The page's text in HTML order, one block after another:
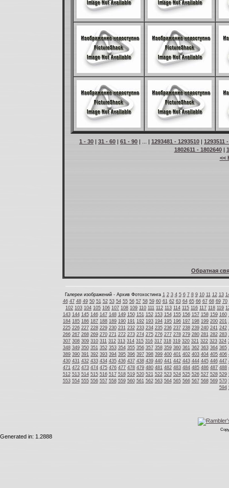
1 - 30 | 31 - 60 | 61 - 90 | ... | 1293481 - 1293510 | 1293511
1802611 - 1802640|
<<
Обратная
Галереи изображений - Архив Фотохостинга 1 2 3 4 5 6 7 8 9 10 11 12 13
46 47 48 49 50 51 52 53 54 55 56 57 58 59 60 61 62 63 64 65 66 67 68 69 70
102 103 104 105 106 107 108 109 110 111 112 113 114 115 116 117 118 119
143 144 145 146 147 148 149 150 151 152 153 154 155 156 157 158 159 160
184 185 186 187 188 189 190 191 192 193 194 195 196 197 198 199 200 201
225 226 227 228 229 230 231 232 233 234 235 236 237 238 239 240 241 242
266 267 268 269 270 271 272 273 274 275 276 277 278 279 280 281 282 283
307 308 309 310 311 312 313 314 315 316 317 318 319 320 321 322 323 324
348 349 350 351 352 353 354 355 356 357 358 359 360 361 362 363 364 365
389 390 391 392 393 394 395 396 397 398 399 400 401 402 403 404 405 406
430 431 432 433 434 435 436 437 438 439 440 441 442 443 444 445 446 447
471 472 473 474 475 476 477 478 479 480 481 482 483 484 485 486 487 488
512 513 514 515 516 517 518 519 520 521 522 523 524 525 526 527 528 529
553 554 555 556 557 558 559 560 561 562 563 564 565 566 567 568 569 570
594
Generated in: 1.2888